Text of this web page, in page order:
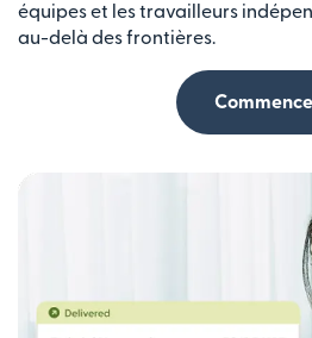
équipes et les travailleurs
au-delà des frontières.